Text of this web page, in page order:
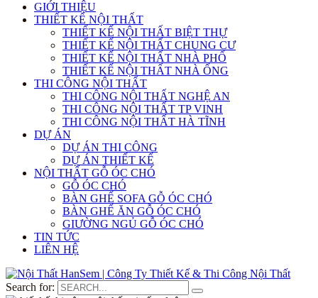
GIỚI THIỆU
THIẾT KẾ NỘI THẤT
THIẾT KẾ NỘI THẤT BIỆT THỰ
THIẾT KẾ NỘI THẤT CHUNG CƯ
THIẾT KẾ NỘI THẤT NHÀ PHỐ
THIẾT KẾ NỘI THẤT NHÀ ỐNG
THI CÔNG NỘI THẤT
THI CÔNG NỘI THẤT NGHỆ AN
THI CÔNG NỘI THẤT TP VINH
THI CÔNG NỘI THẤT HÀ TĨNH
DỰ ÁN
DỰ ÁN THI CÔNG
DỰ ÁN THIẾT KẾ
NỘI THẤT GỖ ÓC CHÓ
GỖ ÓC CHÓ
BÀN GHẾ SOFA GỖ ÓC CHÓ
BÀN GHẾ ĂN GỖ ÓC CHÓ
GIƯỜNG NGỦ GỖ ÓC CHÓ
TIN TỨC
LIÊN HỆ
Search for: